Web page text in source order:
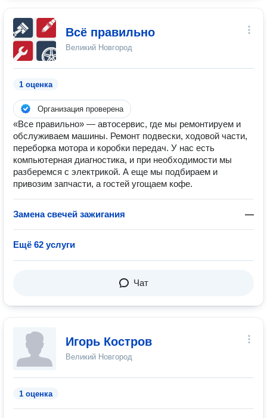
Всё правильно
Великий Новгород
1 оценка
Организация проверена
«Все правильно» — автосервис, где мы ремонтируем и
обслуживаем машины. Ремонт подвески, ходовой части,
переборка мотора и коробки передач. У нас есть
компьютерная диагностика, и при необходимости мы
разберемся с электрикой. А еще мы подбираем и
привозим запчасти, а гостей угощаем кофе.
Замена свечей зажигания —
Ещё 62 услуги
Чат
Игорь Костров
Великий Новгород
1 оценка